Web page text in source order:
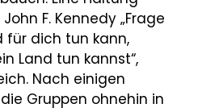
F. Kennedy „Frage
für dich tun kann,
Land tun kannst“,
Nach einigen
Gruppen ohnehin in